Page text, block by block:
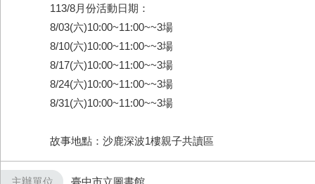
113/8月份活動日期：
8/03(六)10:00~11:00~~3場
8/10(六)10:00~11:00~~3場
8/17(六)10:00~11:00~~3場
8/24(六)10:00~11:00~~3場
8/31(六)10:00~11:00~~3場
故事地點：沙鹿深波1樓親子共讀區
主辦單位 臺中市立圖書館